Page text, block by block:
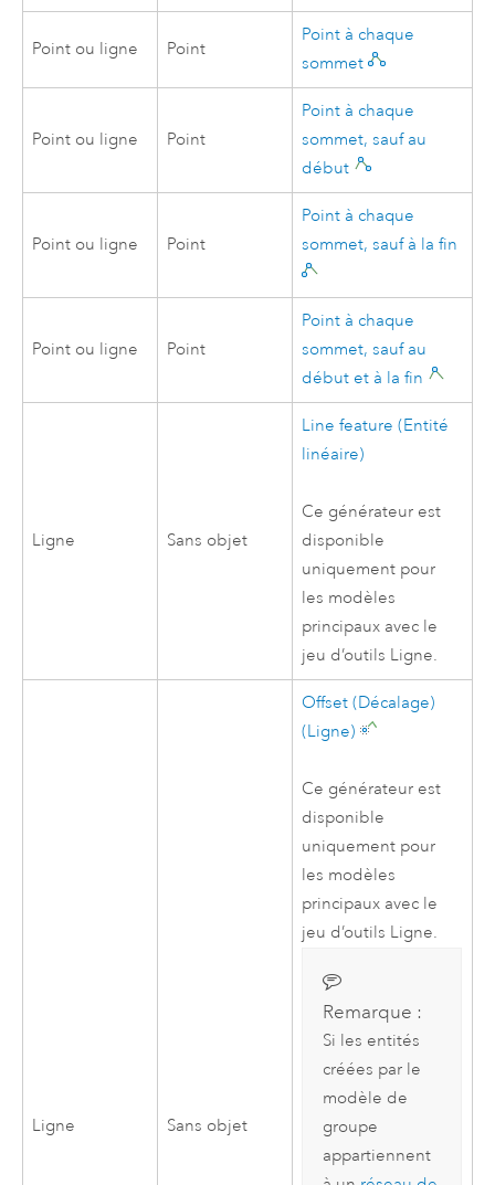
Point ou ligne Point
Point à chaque
sommet
Point ou ligne Point
Point à chaque
sommet, sauf au
début
Point ou ligne Point
Point à chaque
sommet, sauf à la fin
Point ou ligne Point
Point à chaque
sommet, sauf au
début et à la fin
Ligne Sans objet
Line feature (Entité
linéaire)
Ce générateur est
disponible
uniquement pour
les modèles
principaux avec le
jeu d’outils Ligne.
Ligne Sans objet
Offset (Décalage)
(Ligne)
Ce générateur est
disponible
uniquement pour
les modèles
principaux avec le
jeu d’outils Ligne.
Remarque :
Si les entités
créées par le
modèle de
groupe
appartiennent